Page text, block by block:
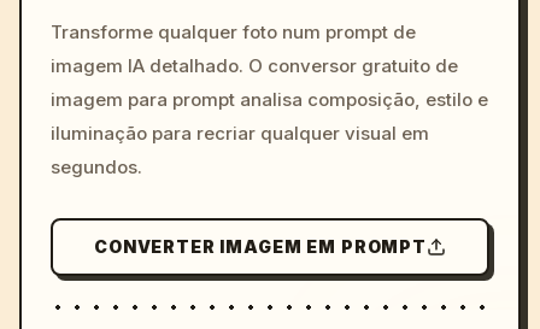
colors, 8k --v 6.0
Transforme qualquer foto num prompt de
imagem IA detalhado. O conversor gratuito de
imagem para prompt analisa composição, estilo e
iluminação para recriar qualquer visual em
segundos.
CONVERTER IMAGEM EM PROMPT